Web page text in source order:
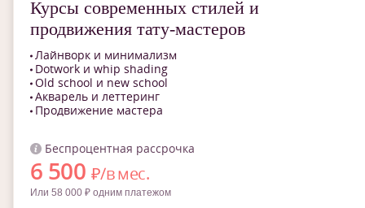
Курсы современных стилей и
продвижения тату-мастеров
Лайнворк и минимализм
Dotwork и whip shading
Old school и new school
Акварель и леттеринг
Продвижение мастера
Беспроцентная рассрочка
6 500 ₽/в мес.
Или 58 000 ₽ одним платежом